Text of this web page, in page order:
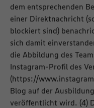
dem entsprechenden
einer Direktnachricht
blockiert sind)
sich damit
die Abbildung des
Instagram-Profil des
(https://
Blog auf der
veröffentlicht wird. (4)